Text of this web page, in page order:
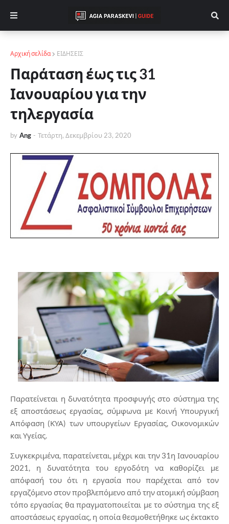
Αρχική σελίδα ΕΙΔΗΣΕΙΣ
Παράταση έως τις 31
Ιανουαρίου για την
τηλεργασία
by Ang - Τετάρτη, Δεκεμβρίου 23, 2020
Παρατείνεται η δυνατότητα προσφυγής στο σύστημα της
εξ αποστάσεως εργασίας, σύμφωνα με Κοινή Υπουργική
Απόφαση (ΚΥΑ) των υπουργείων Εργασίας, Οικονομικών
και Υγείας.
Συγκεκριμένα, παρατείνεται, μέχρι και την 31η Ιανουαρίου
2021, η δυνατότητα του εργοδότη να καθορίζει με
απόφασή του ότι η εργασία που παρέχεται από τον
εργαζόμενο στον προβλεπόμενο από την ατομική σύμβαση
τόπο εργασίας θα πραγματοποιείται με το σύστημα της εξ
αποστάσεως εργασίας, η οποία θεσμοθετήθηκε ως έκτακτο